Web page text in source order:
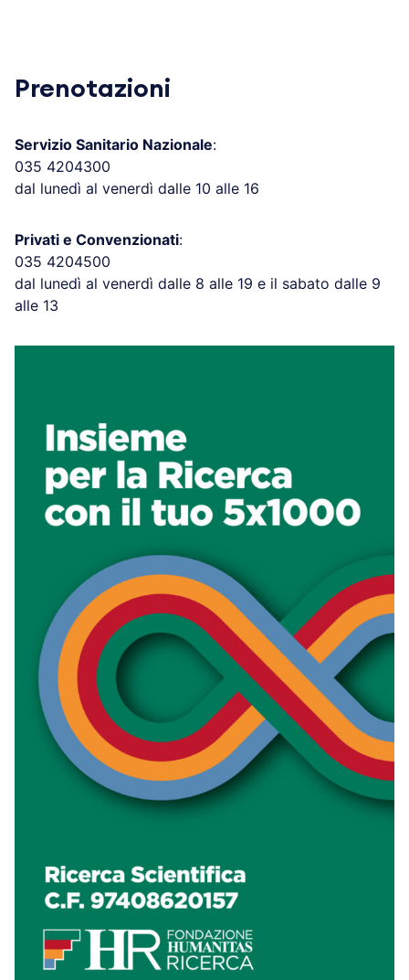
Prenotazioni
Servizio Sanitario Nazionale:
035 4204300
dal lunedì al venerdì dalle 10 alle 16
Privati e Convenzionati:
035 4204500
dal lunedì al venerdì dalle 8 alle 19 e il sabato dalle 9
alle 13